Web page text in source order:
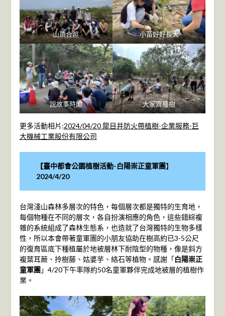
山頂合照 小苗好好長大
說故事時間 大家齊種樹
更多活動相片:2024/04/20 龍目井防火帶植樹-企業服務-巨
大機械工業股份有限公司
【臺中都會公園植樹活動-白陽崇正童軍團】
2024/4/20
台灣淺山森林多層次的特色，每個層次都是獨特的生育地，
每個物種在不同的層次，各自扮演相應的角色，這些錯綜複
雜的系統組成了森林生態系，也造就了台灣獨特的生物多樣
性，所以本會帶著童軍團的小朋友協助在樹高約已3-5公尺
的復育區底下種植屬於地被層林下耐陰型的物種，像是斜方
複葉耳蕨、拎樹藤、姑婆芋、絡石等植物。感謝「白陽崇正
童軍團 」4/20下午率隊約50名童軍夥伴完成地被層的植樹作
業。